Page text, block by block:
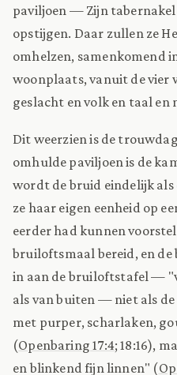
paviljoen — Zijn
opstijgen. Daar zullen ze
omhelzen, samenkomend
woonplaats, vanuit de vier
geslacht en volk en taal en
Dit weerzien is de
omhulde paviljoen is de
wordt de bruid eindelijk als
ze haar eigen eenheid op
eerder had kunnen
bruiloftsmaal bereid, en
in aan de bruiloftstafel —
als van buiten — niet als
met purper, scharlaken,
(Openbaring 17:4; 18:16),
en blinkend fijn linnen" (